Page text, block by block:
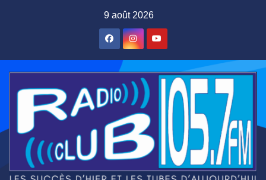
9 août 2026